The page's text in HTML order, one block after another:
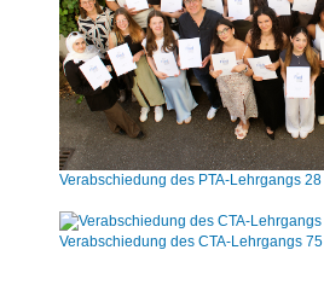
Verabschiedung des PTA-Lehrgangs 28
Verabschiedung des CTA-Lehrgangs 75